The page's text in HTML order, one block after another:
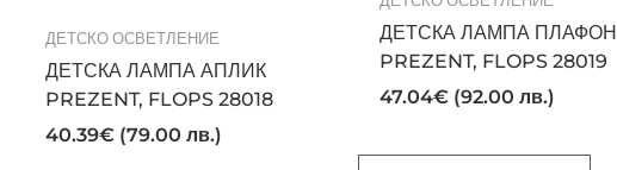
ДЕТСКО ОСВЕТЛЕНИЕ
ДЕТСКА ЛАМПА АПЛИК
PREZENT, FLOPS 28018
40.39€ (79.00 лв.)
ДЕТСКА ЛАМПА ПЛАФОН
PREZENT, FLOPS 28019
47.04€ (92.00 лв.)